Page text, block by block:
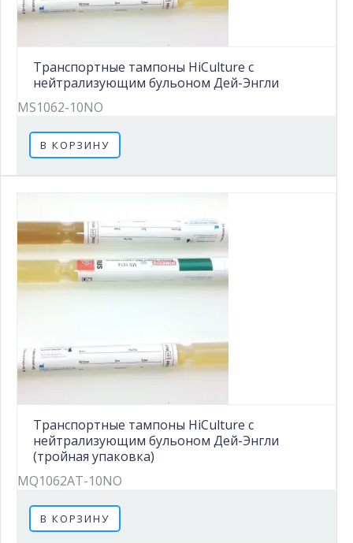
Транспортные тампоны HiCulture с
нейтрализующим бульоном Дей-Энгли
MS1062-10NO
В КОРЗИНУ
Транспортные тампоны HiCulture с
нейтрализующим бульоном Дей-Энгли
(тройная упаковка)
MQ1062AT-10NO
В КОРЗИНУ